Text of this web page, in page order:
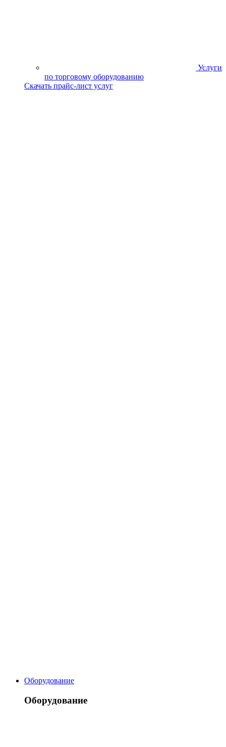
Услуги
по торговому оборудованию
Скачать прайс-лист услуг
Оборудование
Оборудование